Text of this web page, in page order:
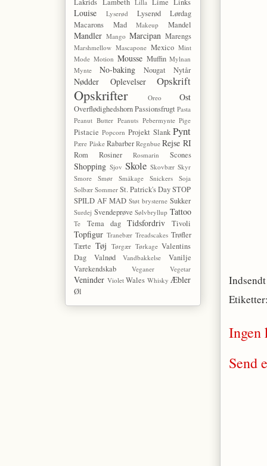
Ingen
Send
Lakrids Lambeth Lilla Lime Links
Louise Lyserød
Lyserød Lørdag
Macarons
Mad Makeup Mandel
Mandler Mango Marcipan Marengs
Marshmellow Mascapone Mexico Mint
Mode Motion Mousse Muffin Mylnan
Mynte
No-baking Nougat Nytår
Nødder Oplevelser Opskrift
Opskrifter Oreo Ost
Overflødighedshorn Passionsfrugt Pasta
Peanut Butter Peanuts Pebermynte Pige
Pistacie Popcorn Projekt Slank Pynt
Pære Påske Rabarber Regnbue Rejse RI
Rom Rosiner Rosmarin Scones
Shopping Sjov Skole Skovbær Skyr
Smore
Smør Småkage Snickers
Soja
Solbær Sommer St. Patrick's Day STOP
SPILD AF MAD Støt brysterne Sukker
Surdej Svendeprøve Sølvbryllup Tattoo
Te Tema dag Tidsfordriv Tivoli
Topfigur Tranebær Treadscakes Trøfler
Tærte Tøj Tørgær Tørkage Valentins
Dag
Valnød Vandbakkelse
Vanilje
Varekendskab
Veganer Vegetar
Veninder Violet Wales Whisky Æbler
Øl